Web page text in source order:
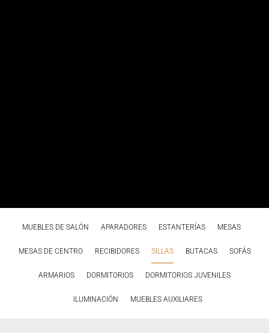
MUEBLES DE SALÓN APARADORES ESTANTERÍAS MESAS
MESAS DE CENTRO RECIBIDORES SILLAS BUTACAS SOFÁS
ARMARIOS DORMITORIOS DORMITORIOS JUVENILES
ILUMINACIÓN MUEBLES AUXILIARES